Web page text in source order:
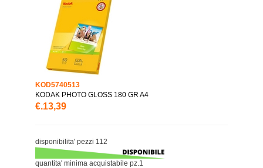
KOD5740513
KODAK PHOTO GLOSS 180 GR A4
€.13,39
disponibilita' pezzi 112
quantita' minima acquistabile pz.1